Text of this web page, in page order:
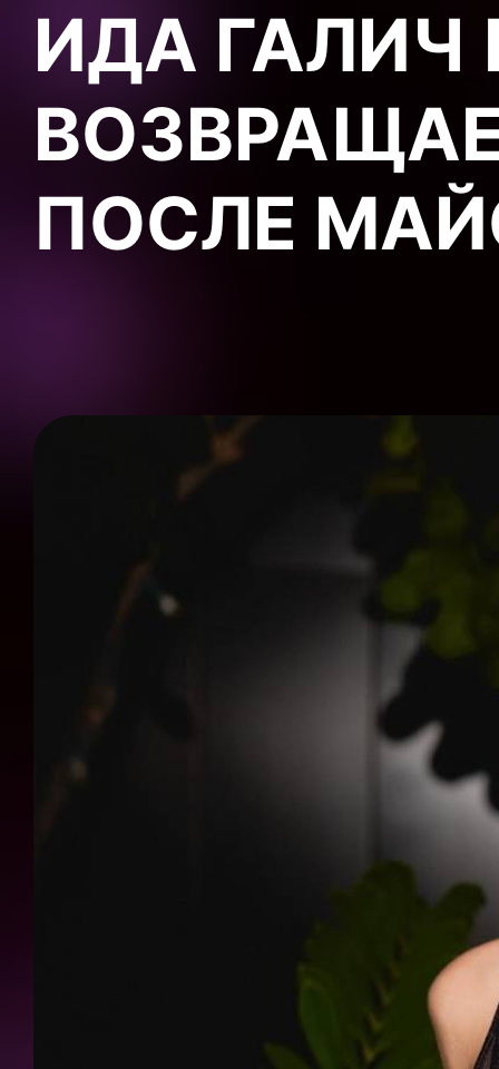
ИДА ГАЛИЧ
ПОСЛЕ